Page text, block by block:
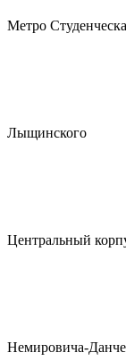
Метро
Лыщинского
Центральный
Немировича-